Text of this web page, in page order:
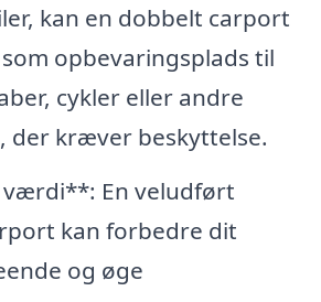
kan en dobbelt carport
opbevaringsplads til
cykler eller andre
der kræver beskyttelse.
En veludført
kan forbedre dit
og øge